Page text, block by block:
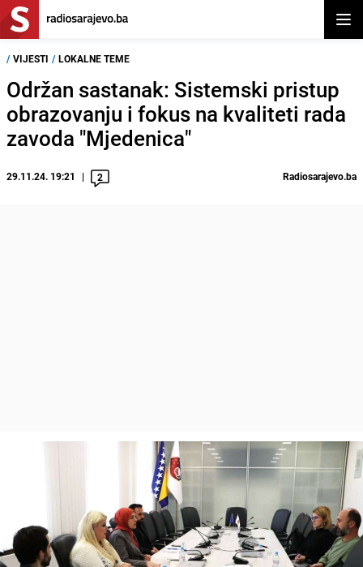
/ VIJESTI / LOKALNE TEME
Održan sastanak: Sistemski pristup
obrazovanju i fokus na kvaliteti rada
zavoda "Mjedenica"
29.11.24. 19:21 2 Radiosarajevo.ba